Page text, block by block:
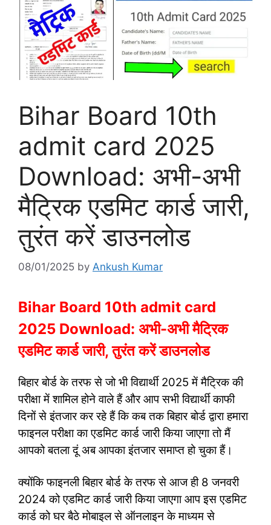
Bihar Board 10th
admit card 2025
Download: अभी-अभी
मैट्रिक एडमिट कार्ड जारी,
तुरंत करें डाउनलोड
08/01/2025 by Ankush Kumar
Bihar Board 10th admit card
2025 Download: अभी-अभी मैट्रिक
एडमिट कार्ड जारी, तुरंत करें डाउनलोड
बिहार बोर्ड के तरफ से जो भी विद्यार्थी 2025 में मैट्रिक की
परीक्षा में शामिल होने वाले हैं और आप सभी विद्यार्थी काफी
दिनों से इंतजार कर रहे हैं कि कब तक बिहार बोर्ड द्वारा हमारा
फाइनल परीक्षा का एडमिट कार्ड जारी किया जाएगा तो मैं
आपको बतला दूं अब आपका इंतजार समाप्त हो चुका हैं।
क्योंकि फाइनली बिहार बोर्ड के तरफ से आज ही 8 जनवरी
2024 को एडमिट कार्ड जारी किया जाएगा आप इस एडमिट
कार्ड को घर बैठे मोबाइल से ऑनलाइन के माध्यम से